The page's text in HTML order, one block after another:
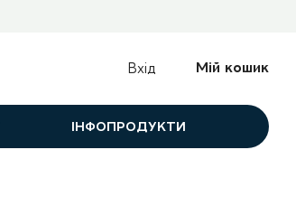
Вхід Мій кошик
ІНФОПРОДУКТИ